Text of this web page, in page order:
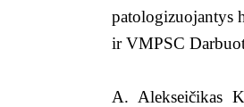
patologizuojantys
ir VMPSC
A. Alekseičikas